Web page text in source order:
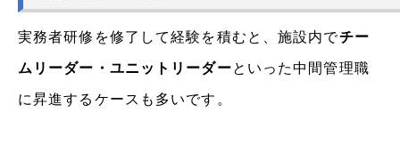
実務者研修を修了して経験を積むと、施設内でチー
ムリーダー・ユニットリーダーといった中間管理職
に昇進するケースも多いです。